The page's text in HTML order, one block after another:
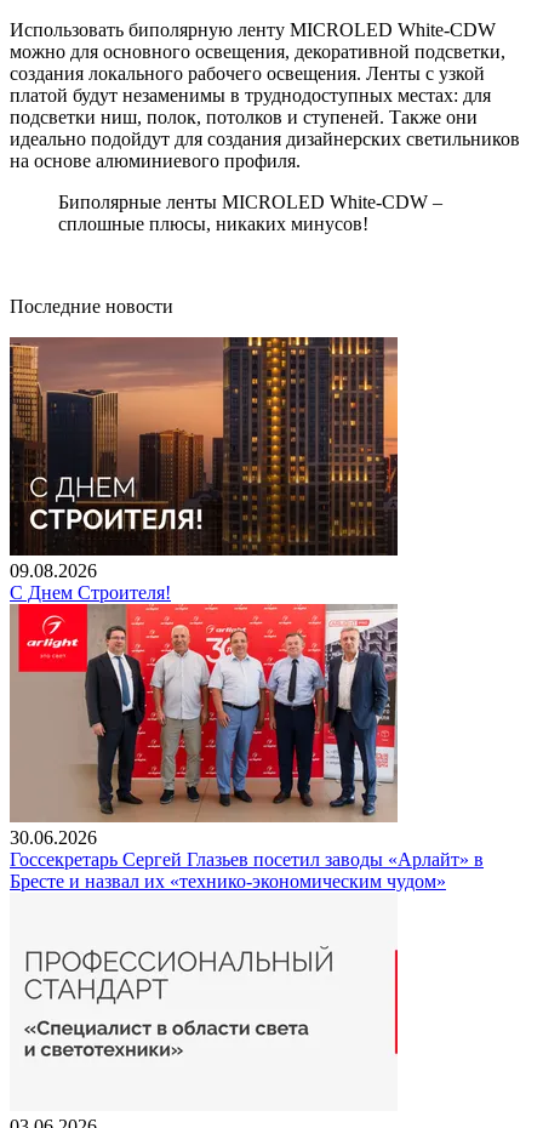
Использовать биполярную ленту MICROLED White-CDW
можно для основного освещения, декоративной подсветки,
создания локального рабочего освещения. Ленты с узкой
платой будут незаменимы в труднодоступных местах: для
подсветки ниш, полок, потолков и ступеней. Также они
идеально подойдут для создания дизайнерских светильников
на основе алюминиевого профиля.
Биполярные ленты MICROLED White-CDW –
сплошные плюсы, никаких минусов!
Последние новости
09.08.2026
С Днем Строителя!
30.06.2026
Госсекретарь Сергей Глазьев посетил заводы «Арлайт» в
Бресте и назвал их «технико-экономическим чудом»